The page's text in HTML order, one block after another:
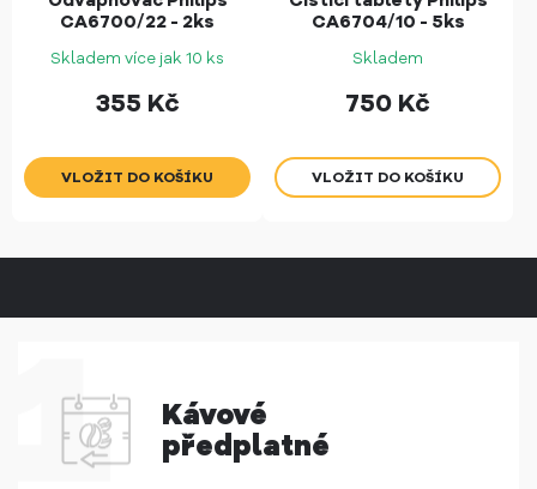
CA6700/22 - 2ks
Skladem více jak 10 ks
355 Kč
CA6704/10 - 5ks
Skladem
750 Kč
Kávové
předplatné